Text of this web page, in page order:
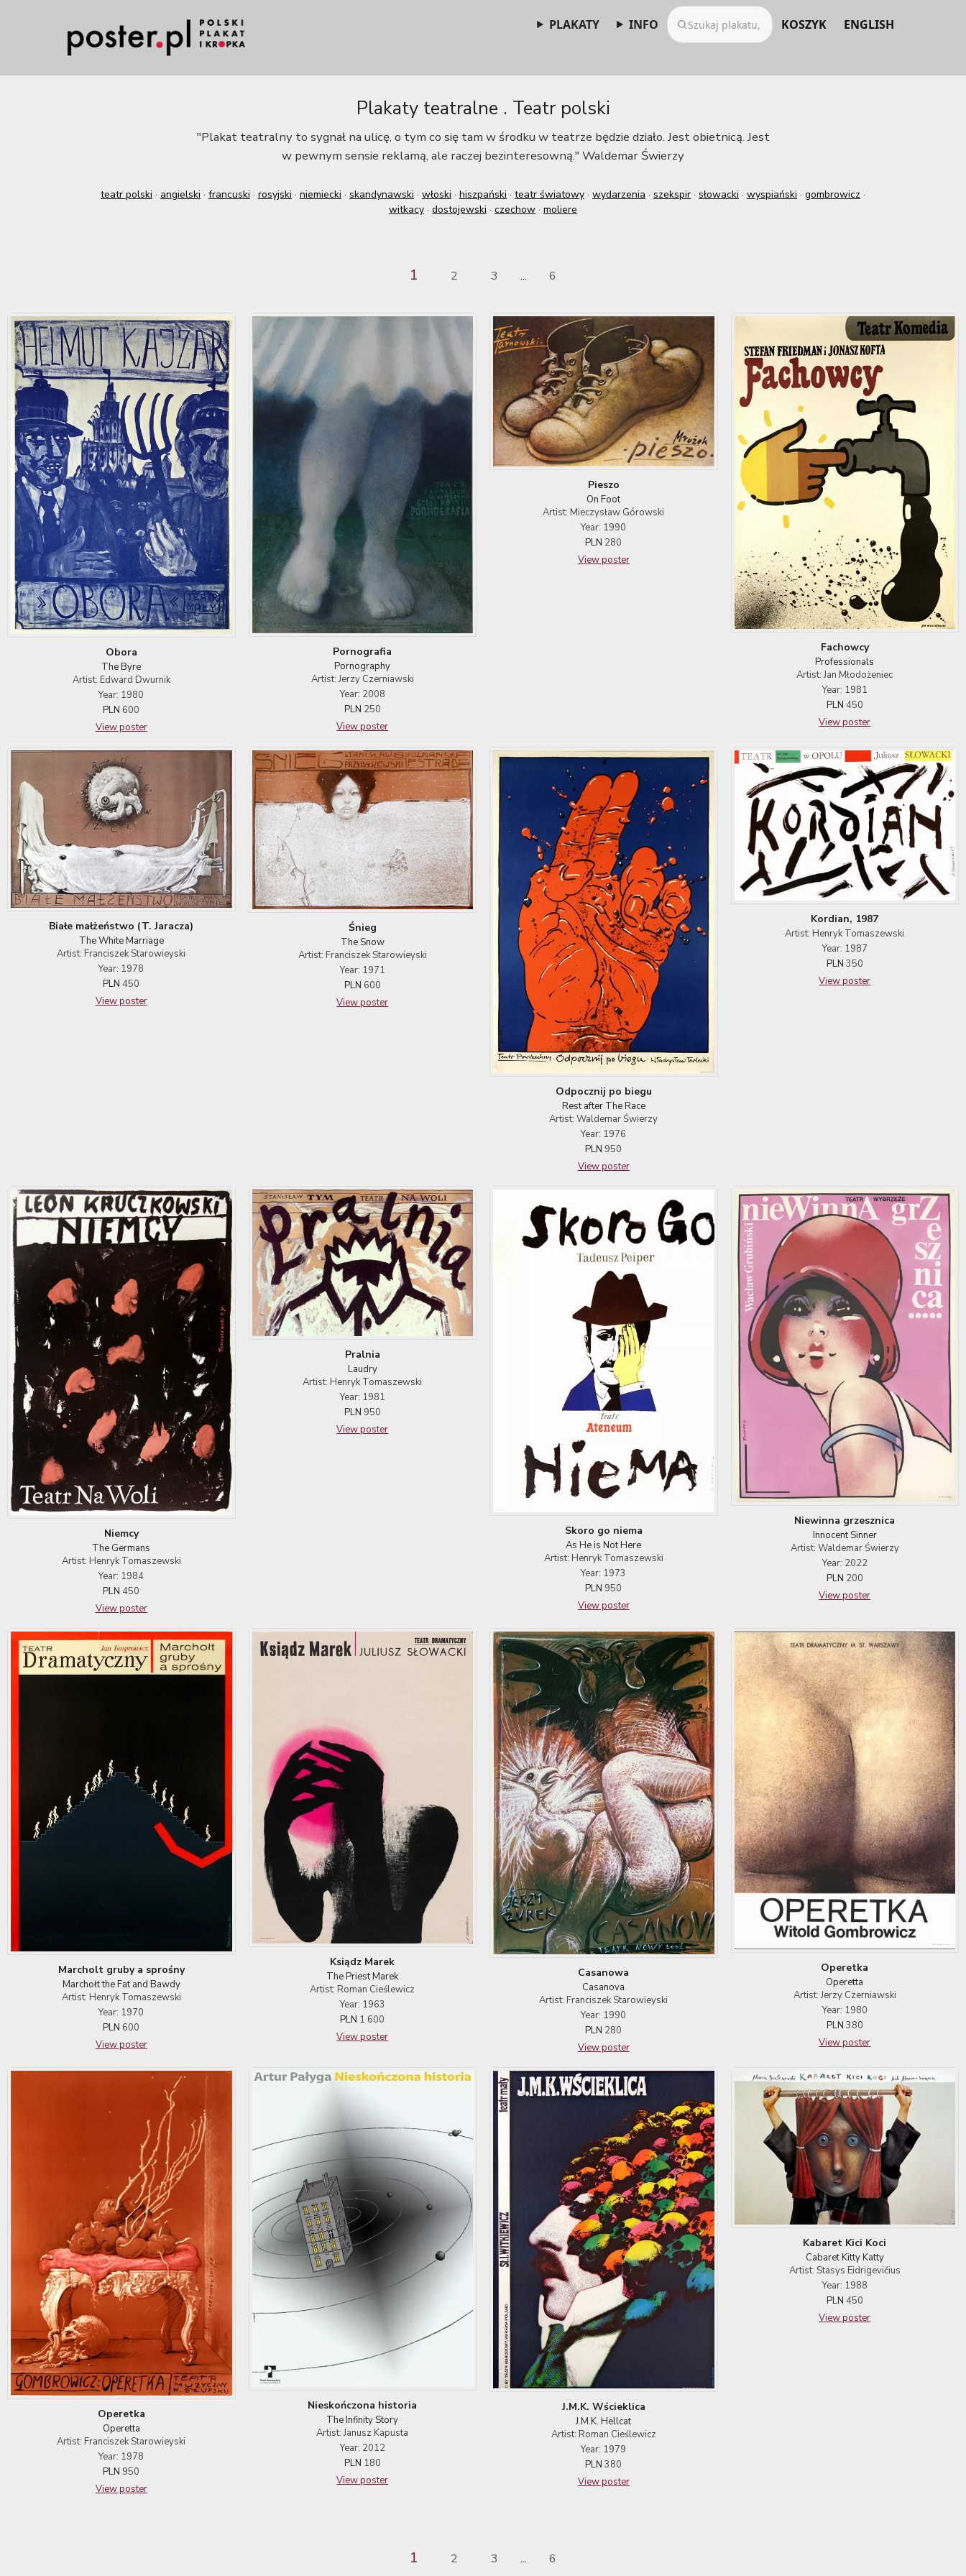
PLAKATY INFO KOSZYK ENGLISH
Plakaty teatralne . Teatr polski
"Plakat teatralny to sygnał na ulicę, o tym co się tam w środku w teatrze będzie działo. Jest obietnicą. Jest
w pewnym sensie reklamą, ale raczej bezinteresowną." Waldemar Świerzy
teatr polski · angielski · francuski · rosyjski · niemiecki · skandynawski · włoski · hiszpański · teatr światowy · wydarzenia · szekspir · słowacki · wyspiański · gombrowicz ·
witkacy · dostojewski · czechow · moliere
1 2 3 ... 6
Obora
The Byre
Artist: Edward Dwurnik
Year: 1980
PLN 600
View poster
Pornografia
Pornography
Artist: Jerzy Czerniawski
Year: 2008
PLN 250
View poster
Pieszo
On Foot
Artist: Mieczysław Górowski
Year: 1990
PLN 280
View poster
Fachowcy
Professionals
Artist: Jan Młodożeniec
Year: 1981
PLN 450
View poster
Białe małżeństwo (T. Jaracza)
The White Marriage
Artist: Franciszek Starowieyski
Year: 1978
PLN 450
View poster
Śnieg
The Snow
Artist: Franciszek Starowieyski
Year: 1971
PLN 600
View poster
Odpocznij po biegu
Rest after The Race
Artist: Waldemar Świerzy
Year: 1976
PLN 950
View poster
Kordian, 1987
Artist: Henryk Tomaszewski
Year: 1987
PLN 350
View poster
Niemcy
The Germans
Artist: Henryk Tomaszewski
Year: 1984
PLN 450
View poster
Pralnia
Laudry
Artist: Henryk Tomaszewski
Year: 1981
PLN 950
View poster
Skoro go niema
As He is Not Here
Artist: Henryk Tomaszewski
Year: 1973
PLN 950
View poster
Niewinna grzesznica
Innocent Sinner
Artist: Waldemar Świerzy
Year: 2022
PLN 200
View poster
Marcholt gruby a sprośny
Marchołt the Fat and Bawdy
Artist: Henryk Tomaszewski
Year: 1970
PLN 600
View poster
Ksiądz Marek
The Priest Marek
Artist: Roman Cieślewicz
Year: 1963
PLN 1 600
View poster
Casanowa
Casanova
Artist: Franciszek Starowieyski
Year: 1990
PLN 280
View poster
Operetka
Operetta
Artist: Jerzy Czerniawski
Year: 1980
PLN 380
View poster
Operetka
Operetta
Artist: Franciszek Starowieyski
Year: 1978
PLN 950
View poster
Nieskończona historia
The Infinity Story
Artist: Janusz Kapusta
Year: 2012
PLN 180
View poster
J.M.K. Wścieklica
J.M.K. Hellcat
Artist: Roman Cieślewicz
Year: 1979
PLN 380
View poster
Kabaret Kici Koci
Cabaret Kitty Katty
Artist: Stasys Eidrigevičius
Year: 1988
PLN 450
View poster
1 2 3 ... 6